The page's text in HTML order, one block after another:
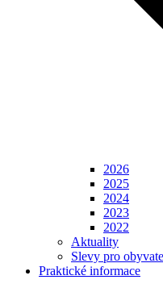
2026
2025
2024
2023
2022
Aktuality
Slevy pro
Praktické informace